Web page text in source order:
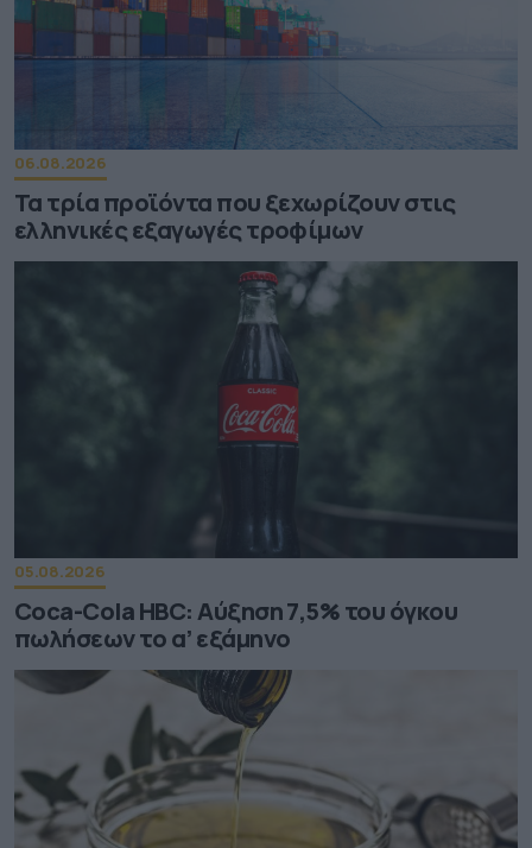
06.08.2026
Τα τρία προϊόντα που ξεχωρίζουν στις
ελληνικές εξαγωγές τροφίμων
05.08.2026
Coca-Cola HBC: Aύξηση 7,5% του όγκου
πωλήσεων το α’ εξάμηνο